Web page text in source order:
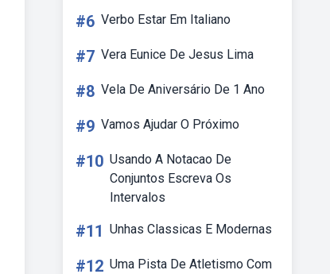
#6 Verbo Estar Em Italiano
#7 Vera Eunice De Jesus Lima
#8 Vela De Aniversário De 1 Ano
#9 Vamos Ajudar O Próximo
#10 Usando A Notacao De
Conjuntos Escreva Os
Intervalos
#11 Unhas Classicas E Modernas
#12 Uma Pista De Atletismo Com